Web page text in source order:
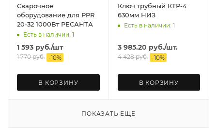
Сварочное
оборудование для PPR
20-32 1000Вт РЕСАНТА
Есть в наличии: 1
1 593 руб./шт
1 770руб. -10%
В КОРЗИНУ
Ключ трубный КТР-4
630мм НИЗ
Есть в наличии: 1
3 985.20 руб./шт.
4 428руб. -10%
В КОРЗИНУ
ПОКАЗАТЬ ЕЩЕ